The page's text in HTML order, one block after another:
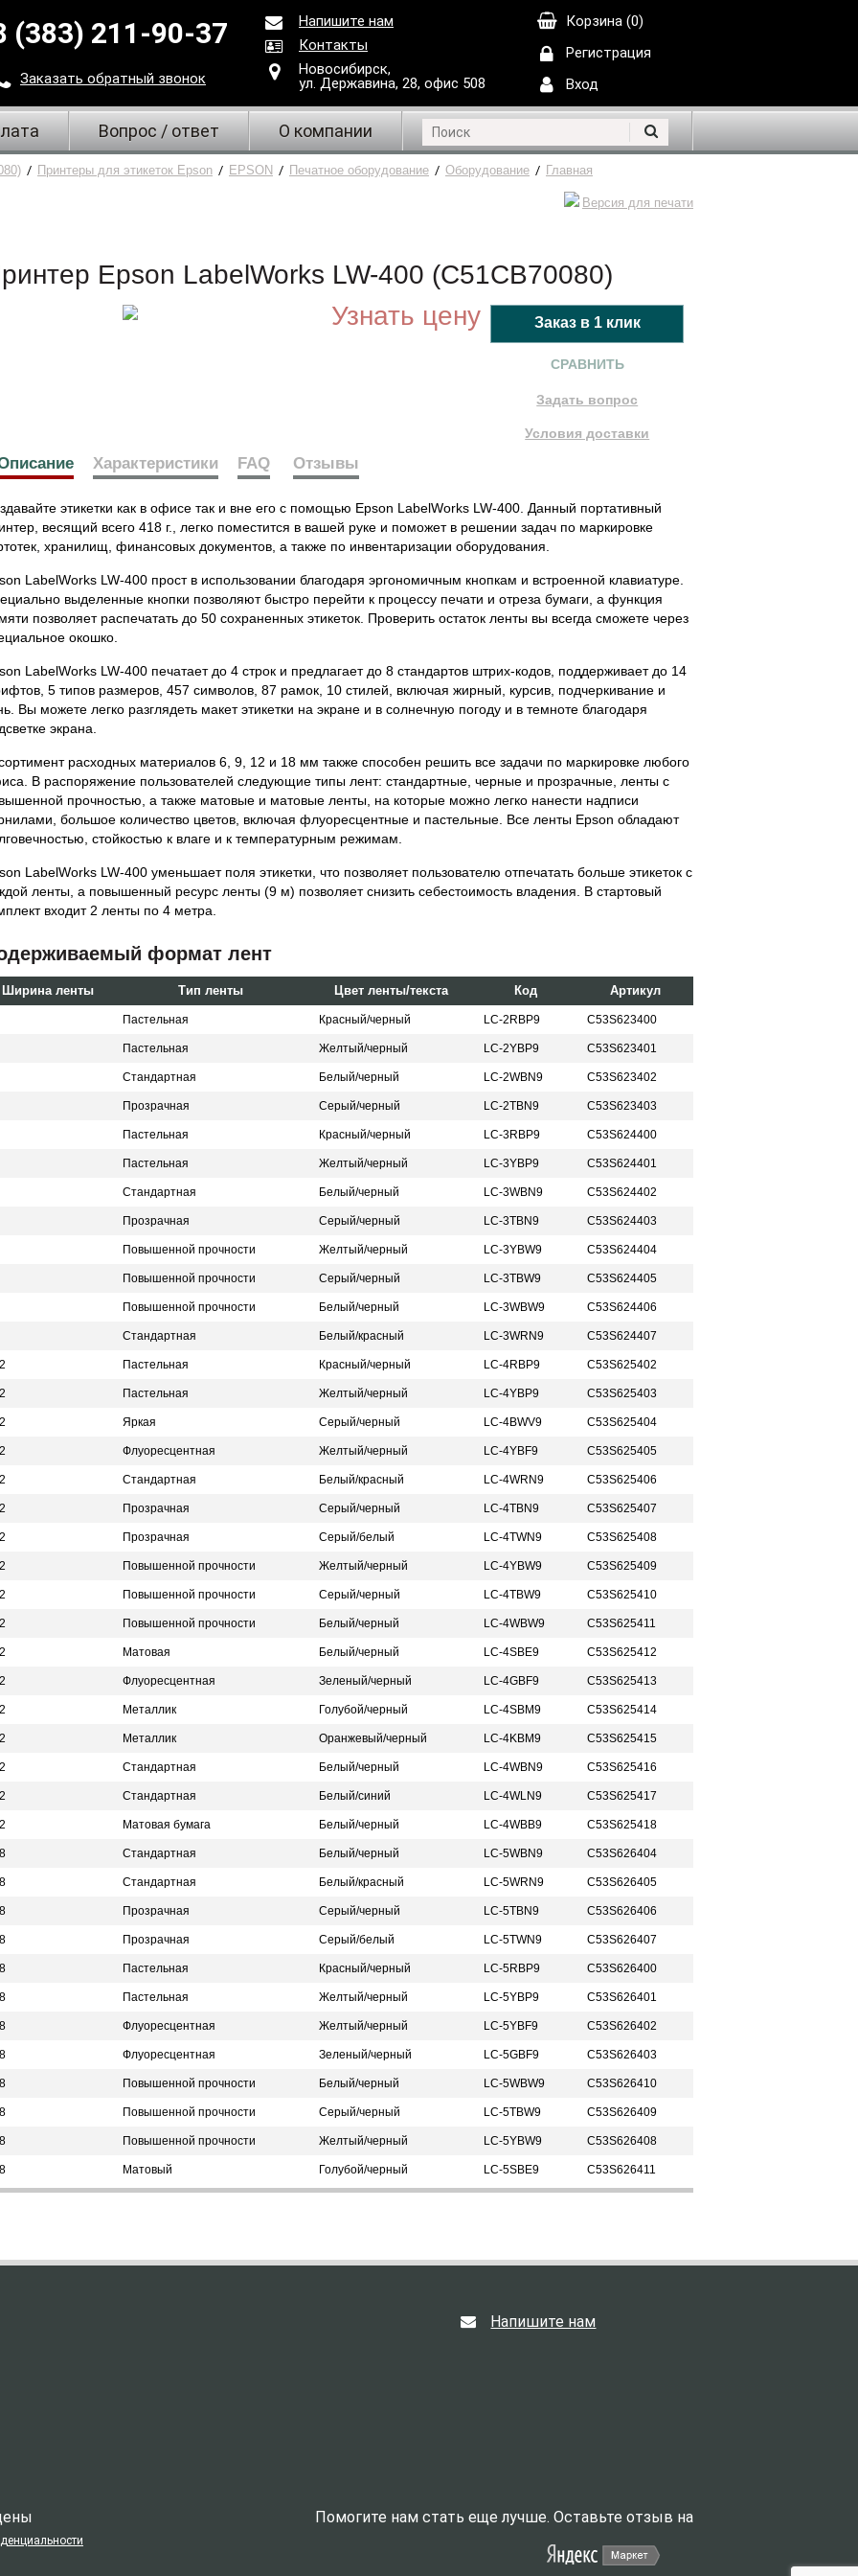
(383) 211-90-37
Заказать обратный звонок
Напишите нам
Контакты
Новосибирск,
ул. Державина, 28, офис 508
Корзина (0)
Регистрация
Вход
Вопрос / ответ О компании
/ Принтеры для этикеток Epson / EPSON / Печатное оборудование / Оборудование / Главная
Версия для печати
Epson LabelWorks LW-400 (C51CB70080)
Узнать цену
СРАВНИТЬ
Задать вопрос
Условия доставки
Характеристики FAQ Отзывы
этикетки как в офисе так и вне его с помощью Epson LabelWorks LW-400. Данный портативный
весящий всего 418 г., легко поместится в вашей руке и поможет в решении задач по маркировке
хранилищ, финансовых документов, а также по инвентаризации оборудования.
LabelWorks LW-400 прост в использовании благодаря эргономичным кнопкам и встроенной клавиатуре.
выделенные кнопки позволяют быстро перейти к процессу печати и отреза бумаги, а функция
позволяет распечатать до 50 сохраненных этикеток. Проверить остаток ленты вы всегда сможете через
окошко.
LabelWorks LW-400 печатает до 4 строк и предлагает до 8 стандартов штрих-кодов, поддерживает до 14
5 типов размеров, 457 символов, 87 рамок, 10 стилей, включая жирный, курсив, подчеркивание и
Вы можете легко разглядеть макет этикетки на экране и в солнечную погоду и в темноте благодаря
экрана.
расходных материалов 6, 9, 12 и 18 мм также способен решить все задачи по маркировке любого
В распоряжение пользователей следующие типы лент: стандартные, черные и прозрачные, ленты с
прочностью, а также матовые и матовые ленты, на которые можно легко нанести надписи
большое количество цветов, включая флуоресцентные и пастельные. Все ленты Epson обладают
стойкостью к влаге и к температурным режимам.
LabelWorks LW-400 уменьшает поля этикетки, что позволяет пользователю отпечатать больше этикеток с
ленты, а повышенный ресурс ленты (9 м) позволяет снизить себестоимость владения. В стартовый
входит 2 ленты по 4 метра.
формат лент
Ширина ленты Тип ленты Цвет ленты/текста Код Артикул
Пастельная Красный/черный LC-2RBP9 C53S623400
Пастельная Желтый/черный LC-2YBP9 C53S623401
Стандартная Белый/черный LC-2WBN9 C53S623402
Прозрачная Серый/черный LC-2TBN9 C53S623403
Пастельная Красный/черный LC-3RBP9 C53S624400
Пастельная Желтый/черный LC-3YBP9 C53S624401
Стандартная Белый/черный LC-3WBN9 C53S624402
Прозрачная Серый/черный LC-3TBN9 C53S624403
Повышенной прочности Желтый/черный LC-3YBW9 C53S624404
Повышенной прочности Серый/черный LC-3TBW9 C53S624405
Повышенной прочности Белый/черный LC-3WBW9 C53S624406
Стандартная Белый/красный LC-3WRN9 C53S624407
Пастельная Красный/черный LC-4RBP9 C53S625402
Пастельная Желтый/черный LC-4YBP9 C53S625403
Яркая Серый/черный LC-4BWV9 C53S625404
Флуоресцентная Желтый/черный LC-4YBF9 C53S625405
Стандартная Белый/красный LC-4WRN9 C53S625406
Прозрачная Серый/черный LC-4TBN9 C53S625407
Прозрачная Серый/белый LC-4TWN9 C53S625408
Повышенной прочности Желтый/черный LC-4YBW9 C53S625409
Повышенной прочности Серый/черный LC-4TBW9 C53S625410
Повышенной прочности Белый/черный LC-4WBW9 C53S625411
Матовая Белый/черный LC-4SBE9 C53S625412
Флуоресцентная Зеленый/черный LC-4GBF9 C53S625413
Металлик Голубой/черный LC-4SBM9 C53S625414
Металлик Оранжевый/черный LC-4KBM9 C53S625415
Стандартная Белый/черный LC-4WBN9 C53S625416
Стандартная Белый/синий LC-4WLN9 C53S625417
Матовая бумага Белый/черный LC-4WBB9 C53S625418
Стандартная Белый/черный LC-5WBN9 C53S626404
Стандартная Белый/красный LC-5WRN9 C53S626405
Прозрачная Серый/черный LC-5TBN9 C53S626406
Прозрачная Серый/белый LC-5TWN9 C53S626407
Пастельная Красный/черный LC-5RBP9 C53S626400
Пастельная Желтый/черный LC-5YBP9 C53S626401
Флуоресцентная Желтый/черный LC-5YBF9 C53S626402
Флуоресцентная Зеленый/черный LC-5GBF9 C53S626403
Повышенной прочности Белый/черный LC-5WBW9 C53S626410
Повышенной прочности Серый/черный LC-5TBW9 C53S626409
Повышенной прочности Желтый/черный LC-5YBW9 C53S626408
Матовый Голубой/черный LC-5SBE9 C53S626411
Напишите нам
Помогите нам стать еще лучше. Оставьте отзыв на